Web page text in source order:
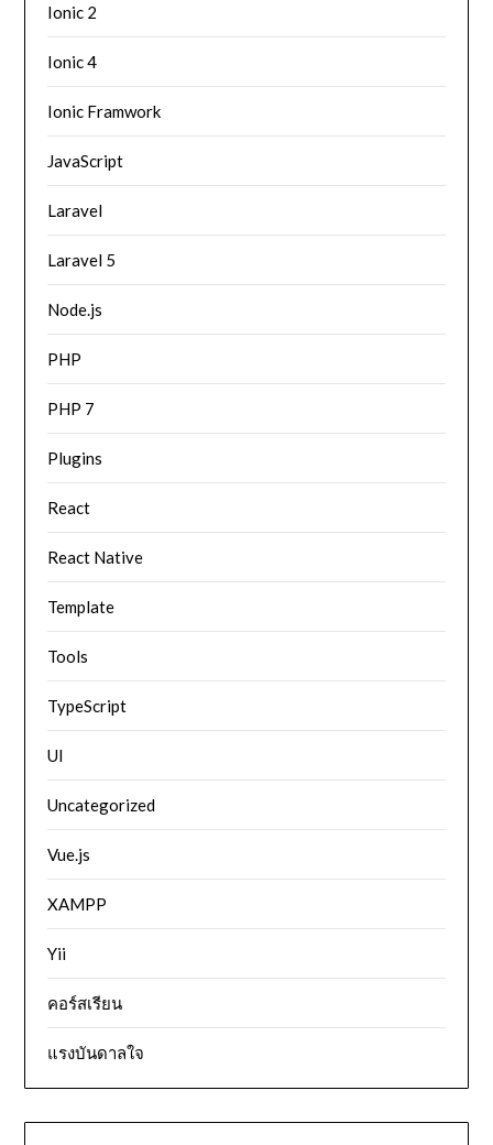
Ionic 2
Ionic 4
Ionic Framwork
JavaScript
Laravel
Laravel 5
Node.js
PHP
PHP 7
Plugins
React
React Native
Template
Tools
TypeScript
UI
Uncategorized
Vue.js
XAMPP
Yii
คอร์สเรียน
แรงบันดาลใจ